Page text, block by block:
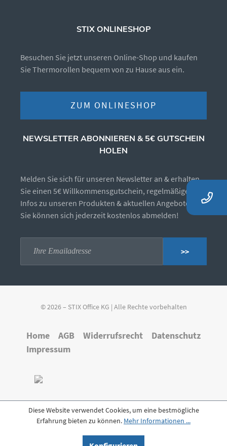
STIX ONLINESHOP
Besuchen Sie jetzt unseren Online-Shop und kaufen
Sie Thermorollen bequem von zu Hause aus ein.
ZUM ONLINESHOP
NEWSLETTER ABONNIEREN & 5€ GUTSCHEIN
HOLEN
Melden Sie sich für unseren Newsletter an & erhalten
Sie einen 5€ Willkommensgutschein, regelmäßige
Infos zu unseren Produkten & aktuellen Angeboten.
Sie können sich jederzeit kostenlos abmelden!
>>
© 2026 – STIX Office KG | Alle Rechte vorbehalten
Home AGB Widerrufsrecht
Datenschutz
Impressum
Diese Website verwendet Cookies, um eine bestmögliche
Erfahrung bieten zu können. Mehr Informationen ...